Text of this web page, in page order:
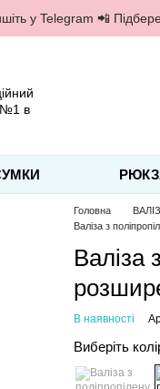
у Telegram 📲
Головна
Валіза з
Валіза
В наявності
Виберіть